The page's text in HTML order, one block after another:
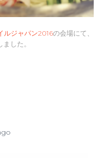
ルジャパン2016の会場にて、
した。